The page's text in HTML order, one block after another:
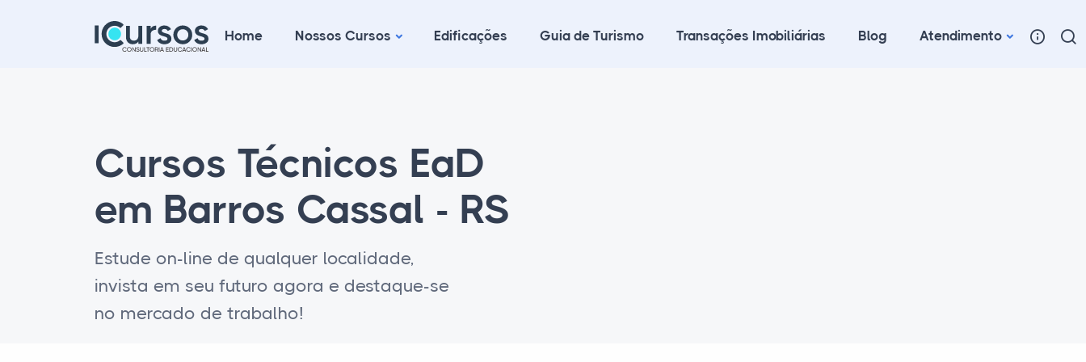
Home Nossos Cursos Edificações Guia de Turismo Transações Imobiliárias Blog Atendimento
Cursos Técnicos EaD
em Barros Cassal - RS
Estude on-line de qualquer localidade,
invista em seu futuro agora e destaque-se
no mercado de trabalho!